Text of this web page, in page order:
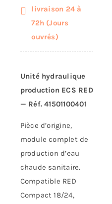
livraison 24 à
72h (Jours
ouvrés)
Unité hydraulique
production ECS RED
— Réf. 41501100401
Pièce d’origine,
module complet de
production d’eau
chaude sanitaire.
Compatible RED
Compact 18/24,